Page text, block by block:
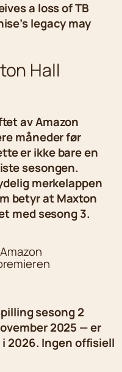
a loss of TB
legacy may
Hall
av Amazon
måneder før
er ikke bare en
sesongen.
merkelappen
betyr at Maxton
med sesong 3.
sesong 2
2025 — er
2026. Ingen offisiell